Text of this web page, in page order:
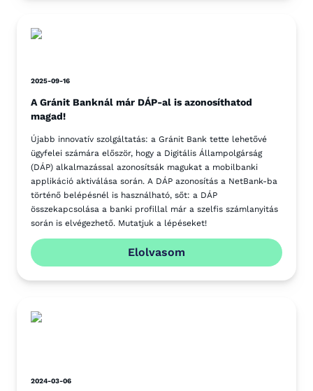
2025-09-16
A Gránit Banknál már DÁP-al is azonosíthatod
magad!
Újabb innovatív szolgáltatás: a Gránit Bank tette lehetővé
ügyfelei számára először, hogy a Digitális Állampolgárság
(DÁP) alkalmazással azonosítsák magukat a mobilbanki
applikáció aktiválása során. A DÁP azonosítás a NetBank-ba
történő belépésnél is használható, sőt: a DÁP
összekapcsolása a banki profillal már a szelfis számlanyitás
során is elvégezhető. Mutatjuk a lépéseket!
Elolvasom
2024-03-06